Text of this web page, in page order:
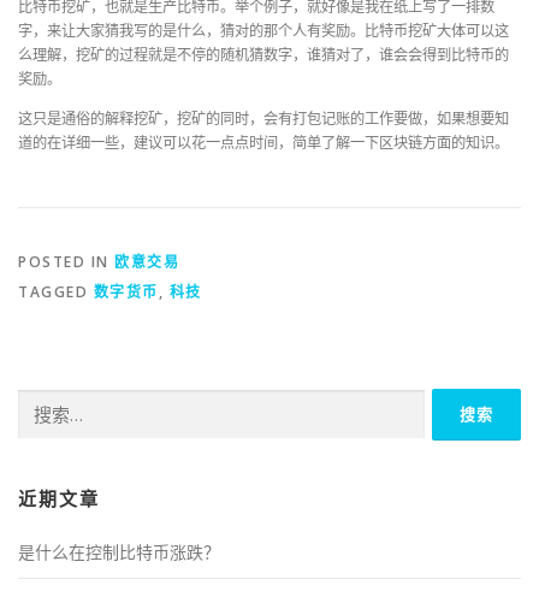
比特币挖矿，也就是生产比特币。举个例子，就好像是我在纸上写了一排数
字，来让大家猜我写的是什么，猜对的那个人有奖励。比特币挖矿大体可以这
么理解，挖矿的过程就是不停的随机猜数字，谁猜对了，谁会会得到比特币的
奖励。
这只是通俗的解释挖矿，挖矿的同时，会有打包记账的工作要做，如果想要知
道的在详细一些，建议可以花一点点时间，简单了解一下区块链方面的知识。
POSTED IN 欧意交易
TAGGED 数字货币, 科技
索：
近期文章
是什么在控制比特币涨跌？